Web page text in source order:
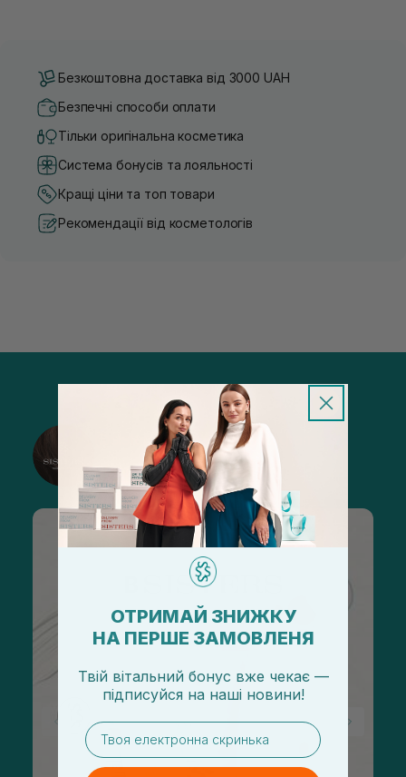
Безкоштовна доставка від 3000 UAH
Безпечні способи оплати
Тільки оригінальна косметика
Система бонусів та лояльності
Кращі ціни та топ товари
Рекомендації від косметологів
@sisters_stelmakh в Instagram
Підписатися
ОТРИМАЙ ЗНИЖКУ
НА ПЕРШЕ ЗАМОВЛЕНЯ
Твій вітальний бонус вже чекає —
підписуйся на наші новини!
email